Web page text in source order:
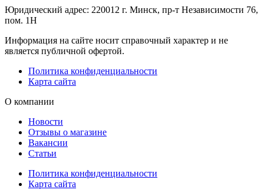
Юридический адрес: 220012 г. Минск, пр-т Независимости 76,
пом. 1Н
Информация на сайте носит справочный характер и не
является публичной офертой.
Политика конфиденциальности
Карта сайта
О компании
Новости
Отзывы о магазине
Вакансии
Статьи
Политика конфиденциальности
Карта сайта